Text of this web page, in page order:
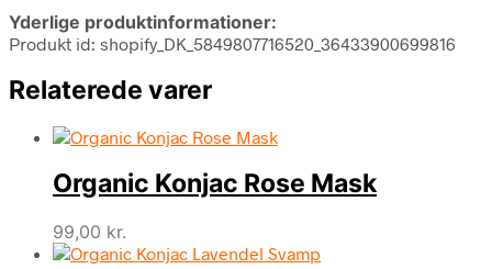
Yderlige produktinformationer:
Produkt id: shopify_DK_5849807716520_36433900699816
Relaterede varer
Organic Konjac Rose Mask
99,00 kr.